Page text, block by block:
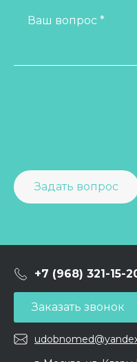
Ваш вопрос *
Задать вопрос
+7 (968) 321-15-
Заказать звонок